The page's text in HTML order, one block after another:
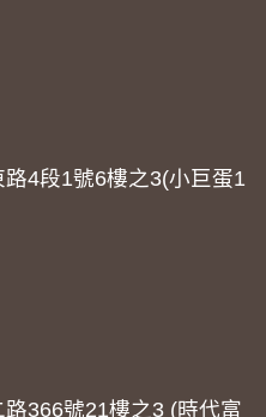
4段1號6樓之3(小巨蛋1
366號21樓之3 (時代富